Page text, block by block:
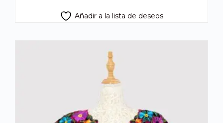
Añadir a la lista de deseos